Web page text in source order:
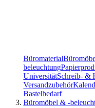
Büromaterial
beleuchtung
UniversitätSchreib- &
Versandzubehör
Bastelbedarf
Büromöbel & -